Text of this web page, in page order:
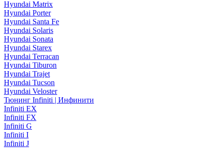
Hyundai Matrix
Hyundai Porter
Hyundai Santa Fe
Hyundai Solaris
Hyundai Sonata
Hyundai Starex
Hyundai Terracan
Hyundai Tiburon
Hyundai Trajet
Hyundai Tucson
Hyundai Veloster
Тюнинг Infiniti | Инфинити
Infiniti EX
Infiniti FX
Infiniti G
Infiniti I
Infiniti J